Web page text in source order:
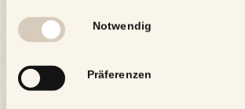
Notwendig
Präferenzen